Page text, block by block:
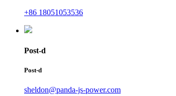
+86 18051053536
Post-d
Post-d
sheldon@panda-js-power.com